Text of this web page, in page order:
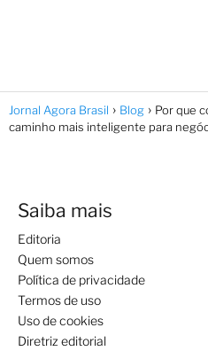
Jornal Agora Brasil Blog
Por que
caminho mais inteligente para
Saiba mais
Editoria
Quem somos
Política de privacidade
Termos de uso
Uso de cookies
Diretriz editorial